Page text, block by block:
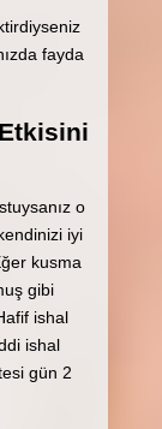
fayda
o
iyi
kusma
gibi
ishal
ishal
gün 2